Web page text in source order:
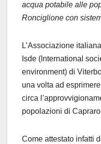
acqua potabile alle
Ronciglione con
L’Associazione
Isde (International
environment) di
una volta ad
circa
popolazioni di
Come attestato infatti